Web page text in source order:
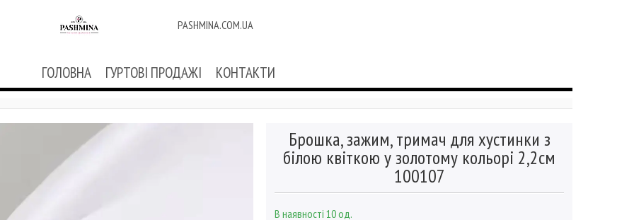
PASHMINA.COM.UA
ГОЛОВНА ГУРТОВІ ПРОДАЖІ КОНТАКТИ
Брошка, зажим, тримач для хустинки з
білою квіткою у золотому кольорі 2,2см
100107
В наявності 10 од.